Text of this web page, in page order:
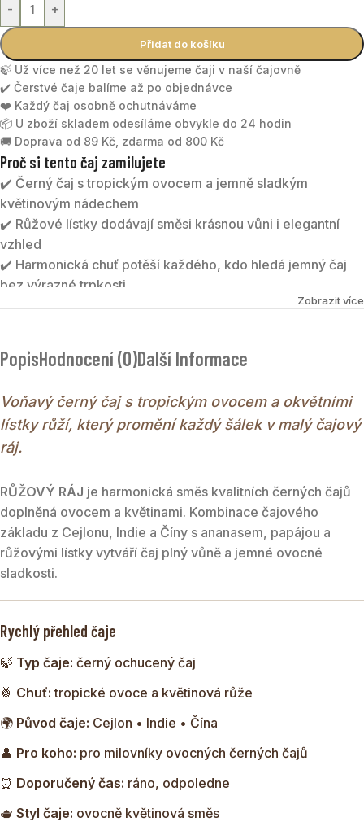
- +
Přidat do košíku
🍃 Už více než 20 let se věnujeme čaji v naší čajovně
✔️ Čerstvé čaje balíme až po objednávce
❤️ Každý čaj osobně ochutnáváme
📦 U zboží skladem odesíláme obvykle do 24 hodin
🚚 Doprava od 89 Kč, zdarma od 800 Kč
Proč si tento čaj zamilujete
✔️ Černý čaj s tropickým ovocem a jemně sladkým
květinovým nádechem
✔️ Růžové lístky dodávají směsi krásnou vůni i elegantní
vzhled
✔️ Harmonická chuť potěší každého, kdo hledá jemný čaj
bez výrazné trpkosti
✔️ Voňavý šálek, který spojuje exotiku ovoce a něhu růží
doplněná ovocem a květinami. Kombinace čajového
růžovými lístky vytváří čaj plný vůně a jemné ovocné
sladkosti.
Zobrazit více
PopisHodnocení (0)Další Informace
Voňavý černý čaj s tropickým ovocem a okvětními
lístky růží, který promění každý šálek v malý čajový
ráj.
RŮŽOVÝ RÁJ je harmonická směs kvalitních černých čajů
doplněná ovocem a květinami. Kombinace čajového
základu z Cejlonu, Indie a Číny s ananasem, papájou a
růžovými lístky vytváří čaj plný vůně a jemné ovocné
sladkosti.
Rychlý přehled čaje
🍃 Typ čaje: černý ochucený čaj
🍍 Chuť: tropické ovoce a květinová růže
🌍 Původ čaje: Cejlon • Indie • Čína
👤 Pro koho: pro milovníky ovocných černých čajů
⏰ Doporučený čas: ráno, odpoledne
🫖 Styl čaje: ovocně květinová směs